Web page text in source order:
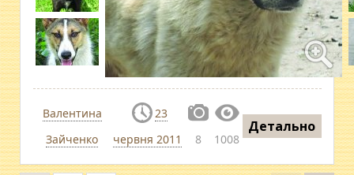
Валентина
Зайченко
23
червня 2011
8 1008
Детально